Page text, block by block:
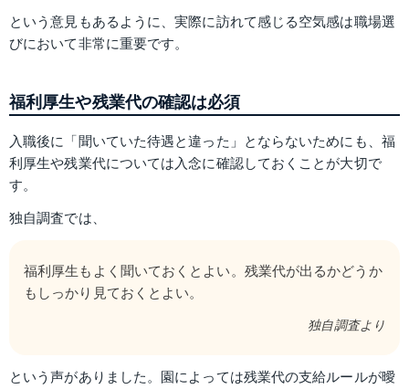
という意見もあるように、実際に訪れて感じる空気感は職場選
びにおいて非常に重要です。
福利厚生や残業代の確認は必須
入職後に「聞いていた待遇と違った」とならないためにも、福
利厚生や残業代については入念に確認しておくことが大切で
す。
独自調査では、
福利厚生もよく聞いておくとよい。残業代が出るかどうか
もしっかり見ておくとよい。
独自調査より
という声がありました。園によっては残業代の支給ルールが曖